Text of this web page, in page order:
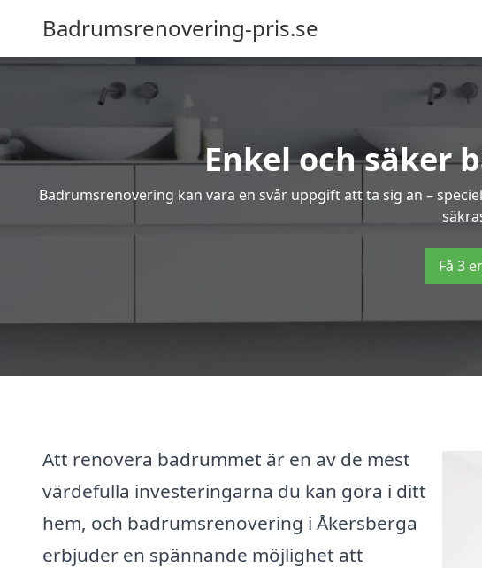
Badrumsrenovering-pris.se
Enkel och säker
Badrumsrenovering kan vara en svår uppgift att ta sig an –
Få 3
Att renovera badrummet är en av de mest
värdefulla investeringarna du kan göra i ditt
hem, och badrumsrenovering i Åkersberga
erbjuder en spännande möjlighet att